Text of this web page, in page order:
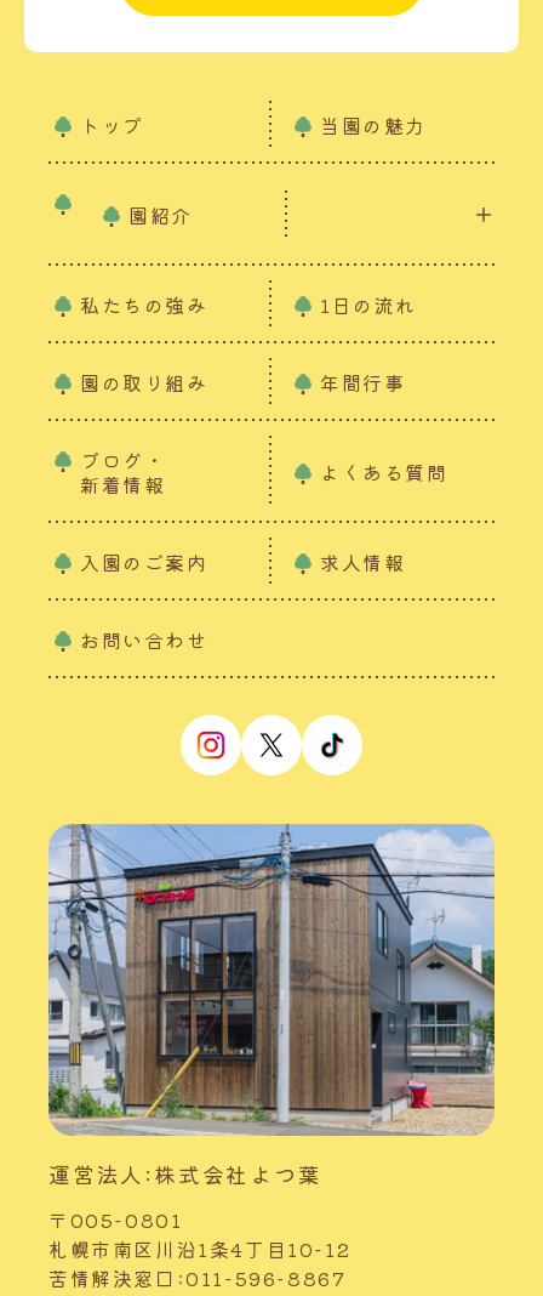
トップ 当園の魅力
園紹介
私たちの強み 1日の流れ
園の取り組み 年間行事
ブログ・
新着情報
よくある質問
入園のご案内 求人情報
お問い合わせ
運営法人:株式会社よつ葉
〒005-0801
札幌市南区川沿1条4丁目10-12
苦情解決窓口:011-596-8867